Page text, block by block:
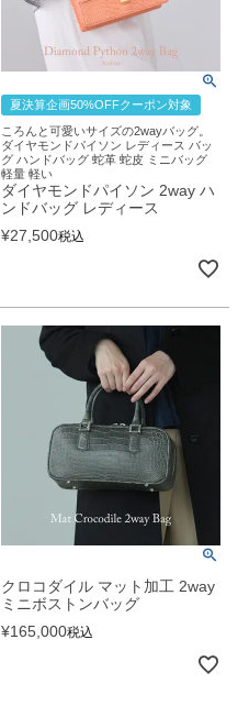
夏決算企画50%OFFクーポン対象
ころんと可愛いサイズの2wayバッグ。
ダイヤモンドパイソン レディース バッ
グ ハンドバッグ 蛇革 蛇皮 ミニバッグ
軽量 軽い
ダイヤモンドパイソン 2way ハ
ンドバッグ レディース
¥27,500税込
クロコダイル マット加工 2way
ミニボストンバッグ
¥165,000税込